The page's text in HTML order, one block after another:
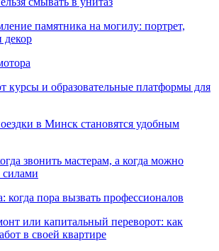
памятника на могилу: портрет,
декор
курсы и образовательные платформы для
в Минск становятся удобным
звонить мастерам, а когда можно
силами
когда пора вызвать профессионалов
или капитальный переворот: как
в своей квартире